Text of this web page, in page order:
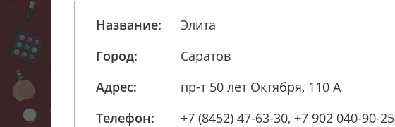
Название:
Элита
Город:
Саратов
Адрес:
пр-т 50 лет Октября, 110 А
Телефон:
+7 (8452) 47-63-30, +7 902 040-90-25